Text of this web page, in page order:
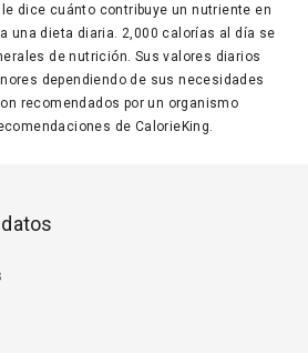
le dice cuánto contribuye un nutriente en
una dieta diaria. 2,000 calorías al día se
de nutrición. Sus valores diarios
dependiendo de sus necesidades
recomendados por un organismo
de CalorieKing.